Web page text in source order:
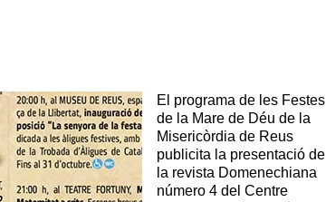
El programa de les Festes
de la Mare de Déu de la
Misericòrdia de Reus
publicita la presentació de
la revista Domenechiana
número 4 del Centre